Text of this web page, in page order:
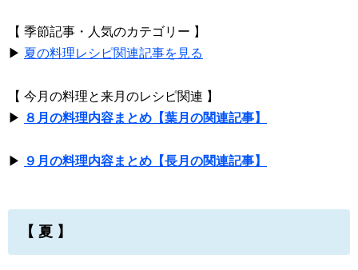
【 季節記事・人気のカテゴリー 】
▶ 夏の料理レシピ関連記事を見る
【 今月の料理と来月のレシピ関連 】
▶ ８月の料理内容まとめ【葉月の関連記事】
▶ ９月の料理内容まとめ【長月の関連記事】
【 夏 】